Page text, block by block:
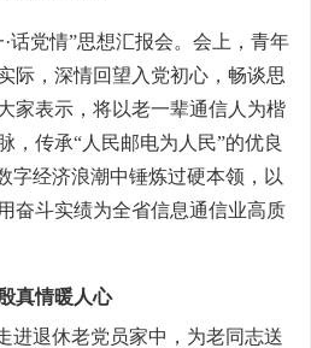
话党情”思想汇报会。会上，青年
际，深情回望入党初心，畅谈思
家表示，将以老一辈通信人为楷
，传承“人民邮电为人民”的优良
字经济浪潮中锤炼过硬本领，以
奋斗实绩为全省信息通信业高质
真情暖人心
进退休老党员家中，为老同志送